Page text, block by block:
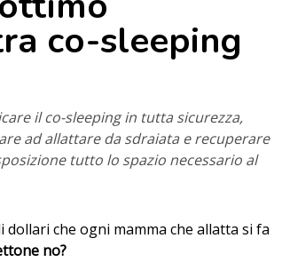
co-sleeping
il co-sleeping in tutta sicurezza,
ad allattare da sdraiata e recuperare
tutto lo spazio necessario al
dollari che ogni mamma che allatta si fa
no?